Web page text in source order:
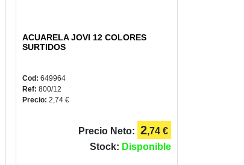
ACUARELA JOVI 12 COLORES
SURTIDOS
Cod: 649964
Ref: 800/12
Precio: 2,74 €
Precio Neto: 2,74 €
Stock: Disponible